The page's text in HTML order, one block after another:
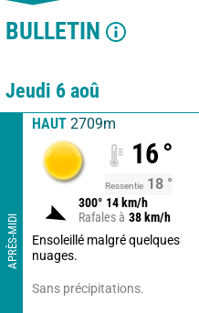
BULLETIN
Jeudi 6 aoû
APRÈS-MIDI
HAUT 2709m
16 °
Ressentie 18 °
300° 14 km/h
Rafales à 38 km/h
Ensoleillé malgré quelques
nuages.
Sans précipitations.